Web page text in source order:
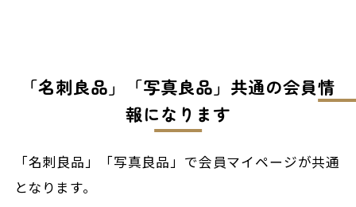
「名刺良品」「写真良品」共通の会員情
報になります
「名刺良品」「写真良品」で会員マイページが共通
となります。